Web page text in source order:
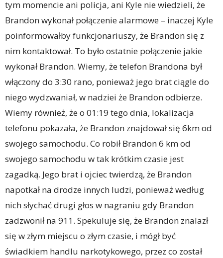
tym momencie ani policja, ani Kyle nie wiedzieli, że
Brandon wykonał połączenie alarmowe – inaczej Kyle
poinformowałby funkcjonariuszy, że Brandon się z
nim kontaktował. To było ostatnie połączenie jakie
wykonał Brandon. Wiemy, że telefon Brandona był
włączony do 3:30 rano, ponieważ jego brat ciągle do
niego wydzwaniał, w nadziei że Brandon odbierze.
Wiemy również, że o 01:19 tego dnia, lokalizacja
telefonu pokazała, że Brandon znajdował się 6km od
swojego samochodu. Co robił Brandon 6 km od
swojego samochodu w tak krótkim czasie jest
zagadką. Jego brat i ojciec twierdzą, że Brandon
napotkał na drodze innych ludzi, ponieważ według
nich słychać drugi głos w nagraniu gdy Brandon
zadzwonił na 911. Spekuluje się, że Brandon znalazł
się w złym miejscu o złym czasie, i mógł być
świadkiem handlu narkotykowego, przez co został